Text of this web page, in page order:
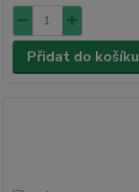
Přidat do košíku